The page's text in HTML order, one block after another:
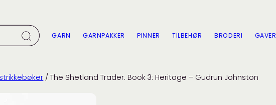
GARN GARNPAKKER PINNER TILBEHØR BRODERI GAVER
/ The Shetland Trader. Book 3: Heritage – Gudrun Johnston